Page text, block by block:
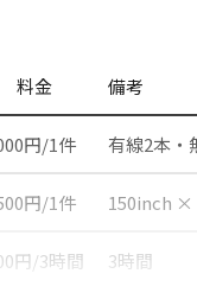
料金 備考
円/1件 有線2本・
円/1件 150inch ×
円/3時間 3時間